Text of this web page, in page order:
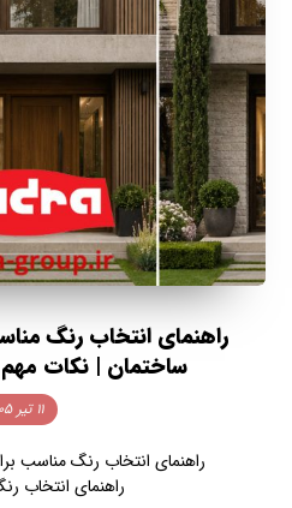
راهنمای انتخاب رنگ
ساختمان | نکات
۱۱ تیر ۱۴۰۵
راهنمای انتخاب رنگ مناسب
راهنمای انتخاب